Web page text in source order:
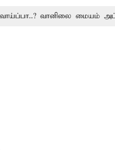
வானிலை மையம் அப்டேட்